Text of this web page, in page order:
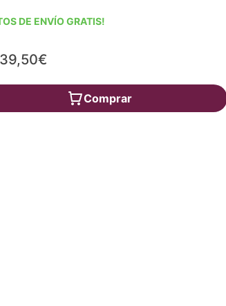
DE ENVÍO GRATIS!
39,50€
Comprar